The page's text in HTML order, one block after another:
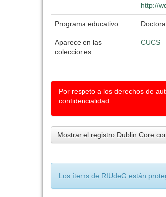
http://
Programa educativo:
Aparece en las
colecciones:
CUCS
Por respeto a los derechos de
confidencialidad
Mostrar el registro Dublin Core
Los ítems de RIUdeG están